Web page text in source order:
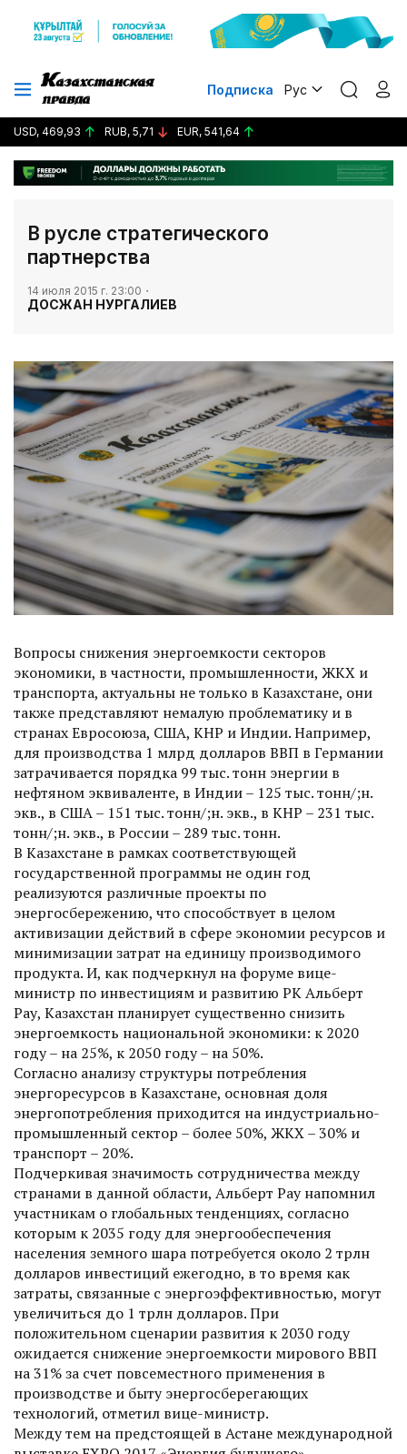
Подписка Рус
USD, 469,93 RUB, 5,71 EUR, 541,64
В русле стратегического
партнерства
14 июля 2015 г. 23:00
ДОСЖАН НУРГАЛИЕВ
Вопросы снижения энергоемкости секторов
экономики, в частности, промышленности, ЖКХ и
транспорта, актуальны не только в Казахстане, они
также представляют немалую проблематику и в
странах Евросоюза, США, КНР и Индии. Например,
для производства 1 млрд долларов ВВП в Германии
затрачивается порядка 99 тыс. тонн энергии в
нефтяном эквиваленте, в Индии – 125 тыс. тонн/;н.
экв., в США – 151 тыс. тонн/;н. экв., в КНР – 231 тыс.
тонн/;н. экв., в России – 289 тыс. тонн.
В Казахстане в рамках соответствующей
государственной программы не один год
реализуются различные проекты по
энергосбережению, что способствует в целом
активизации действий в сфере экономии ресурсов и
минимизации затрат на единицу производимого
продукта. И, как подчеркнул на форуме вице-
министр по инвестициям и развитию РК Альберт
Рау, Казахстан планирует существенно снизить
энергоемкость национальной экономики: к 2020
году – на 25%, к 2050 году – на 50%.
Согласно анализу структуры потребления
энергоресурсов в Казахстане, основная доля
энергопотребления приходится на индустриально-
промышленный сектор – более 50%, ЖКХ – 30% и
транспорт – 20%.
Подчеркивая значимость сотрудничества между
странами в данной области, Альберт Рау напомнил
участникам о глобальных тенденциях, согласно
которым к 2035 году для энергообеспечения
населения земного шара потребуется около 2 трлн
долларов инвестиций ежегодно, в то время как
затраты, связанные с энергоэффективностью, могут
увеличиться до 1 трлн долларов. При
положительном сценарии развития к 2030 году
ожидается снижение энергоемкости мирового ВВП
на 31% за счет повсеместного применения в
производстве и быту энергосберегающих
технологий, отметил вице-министр.
Между тем на предстоящей в Астане международной